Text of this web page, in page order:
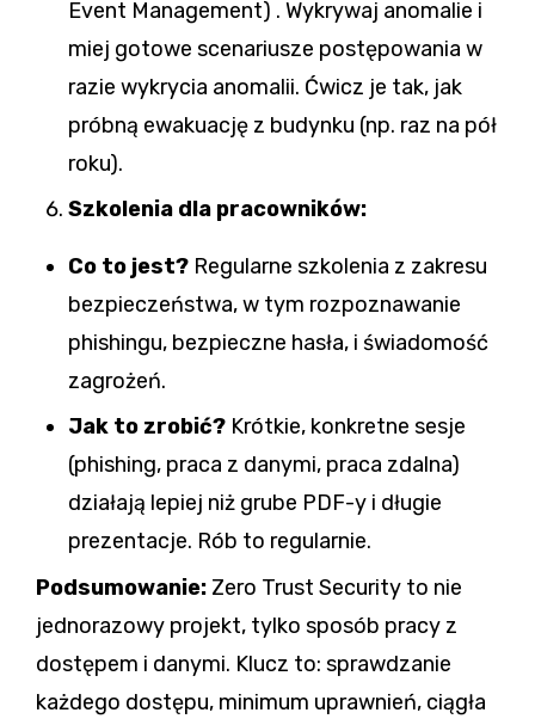
Event Management) . Wykrywaj anomalie i
miej gotowe scenariusze postępowania w
razie wykrycia anomalii. Ćwicz je tak, jak
próbną ewakuację z budynku (np. raz na pół
roku).
Szkolenia dla pracowników:
Co to jest? Regularne szkolenia z zakresu
bezpieczeństwa, w tym rozpoznawanie
phishingu, bezpieczne hasła, i świadomość
zagrożeń.
Jak to zrobić? Krótkie, konkretne sesje
(phishing, praca z danymi, praca zdalna)
działają lepiej niż grube PDF-y i długie
prezentacje. Rób to regularnie.
Podsumowanie: Zero Trust Security to nie
jednorazowy projekt, tylko sposób pracy z
dostępem i danymi. Klucz to: sprawdzanie
każdego dostępu, minimum uprawnień, ciągła